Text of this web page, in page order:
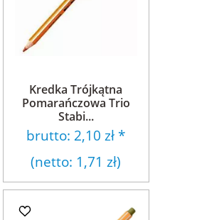
Kredka Trójkątna
Pomarańczowa Trio
Stabi...
brutto: 2,10 zł *
(netto: 1,71 zł)